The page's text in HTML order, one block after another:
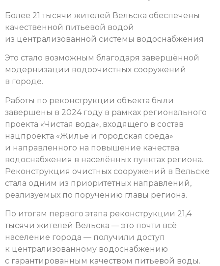
Более 21 тысячи жителей Вельска обеспечены
качественной питьевой водой
из централизованной системы водоснабжения
Это стало возможным благодаря завершённой
модернизации водоочистных сооружений
в городе.
Работы по реконструкции объекта были
завершены в 2024 году в рамках регионального
проекта «Чистая вода», входящего в состав
нацпроекта «Жильё и городская среда»
и направленного на повышение качества
водоснабжения в населённых пунктах региона.
Реконструкция очистных сооружений в Вельске
стала одним из приоритетных направлений,
реализуемых по поручению главы региона.
По итогам первого этапа реконструкции 21,4
тысячи жителей Вельска — это почти всё
население города — получили доступ
к централизованному водоснабжению
с гарантированным качеством питьевой воды.